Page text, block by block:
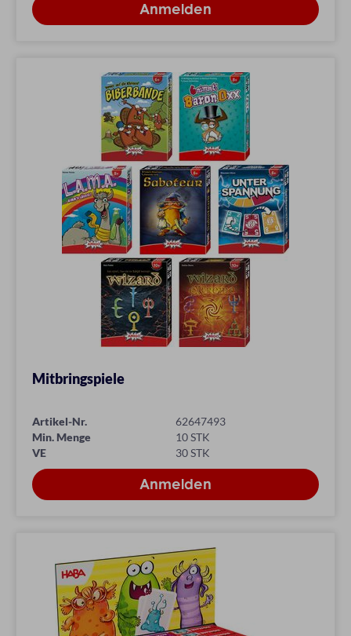
Mitbringspiele
Artikel-Nr.
62647493
Min. Menge
10 STK
VE
30 STK